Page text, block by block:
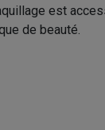
est
de beauté.